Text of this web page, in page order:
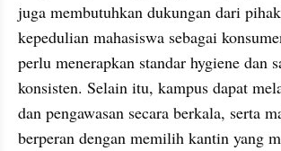
juga membutuhkan dukungan dari
kepedulian mahasiswa sebagai
perlu menerapkan standar hygiene dan
konsisten. Selain itu, kampus dapat
dan pengawasan secara berkala, serta
berperan dengan memilih kantin yang